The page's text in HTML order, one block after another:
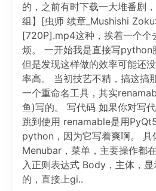
的，之前有时下载一大堆番剧
组】[虫师 续章_Mushishi
[720P].mp4这种，挨着一个个
烦。 一开始我是直接写python
但是发现这样做的效率可能还
率高。 当初技艺不精，搞这搞
一个重命名工具，其实
鱼)写的。 写代码 如果你对写
跳到使用 renamable是用
python，因为它写着爽啊。 具
Menubar，菜单，主要操作都
入正则表达式 Body，主体，
的，直接上gi..